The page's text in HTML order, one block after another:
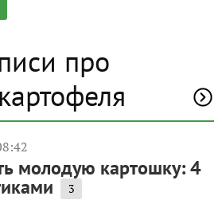
про
молодую картошку: 4
3